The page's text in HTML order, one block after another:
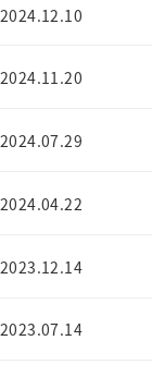
2024.12.10
2024.11.20
2024.07.29
2024.04.22
2023.12.14
2023.07.14